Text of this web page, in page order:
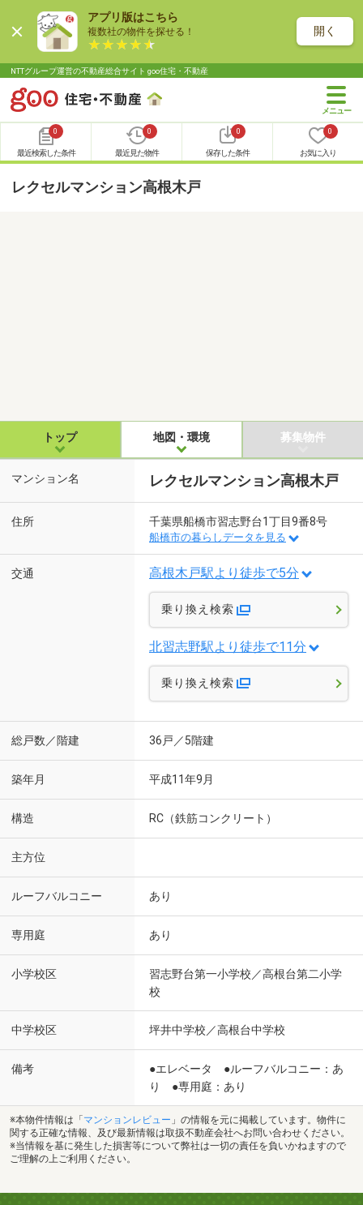
アプリ版はこちら
複数社の物件を探せる！ 開く
NTTグループ運営の不動産総合サイト goo住宅・不動産
0
最近検索した条件
0
最近見た物件
0
保存した条件
0
お気に入り
レクセルマンション高根木戸
トップ 地図・環境 募集物件
マンション名 レクセルマンション高根木戸
住所 千葉県船橋市習志野台1丁目9番8号
船橋市の暮らしデータを見る
交通 高根木戸駅より徒歩で5分
乗り換え検索
北習志野駅より徒歩で11分
乗り換え検索
総戸数／階建 36戸／5階建
築年月 平成11年9月
構造 RC（鉄筋コンクリート）
主方位
ルーフバルコニー あり
専用庭 あり
小学校区
習志野台第一小学校／高根台第二小学
校
中学校区 坪井中学校／高根台中学校
備考
●エレベータ ●ルーフバルコニー：あ
り ●専用庭：あり
※本物件情報は「 マンションレビュー 」の情報を元に掲載しています。物件に
関する正確な情報、及び最新情報は取扱不動産会社へお問い合わせください。
※当情報を基に発生した損害等について弊社は一切の責任を負いかねますので
ご理解の上ご利用ください。